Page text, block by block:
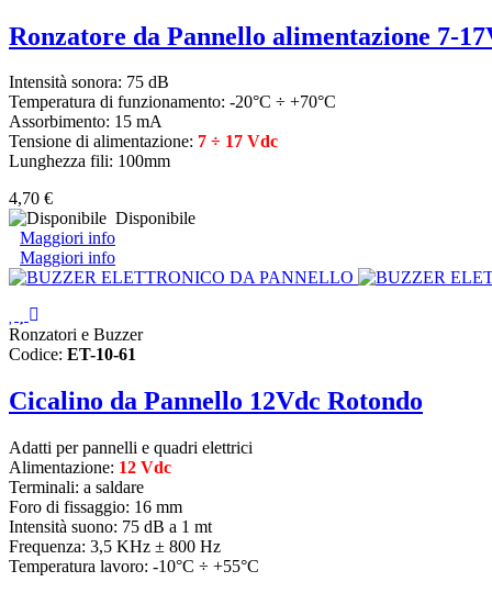
Ronzatore da Pannello alimentazione 7-
Intensità sonora: 75 dB
Temperatura di funzionamento: -20°C ÷ +70°C
Assorbimento: 15 mA
Tensione di alimentazione: 7 ÷ 17 Vdc
Lunghezza fili: 100mm
4,70 €
Disponibile
Maggiori info
Maggiori info
Ronzatori e Buzzer
Codice: ET-10-61
Cicalino da Pannello 12Vdc Rotondo
Adatti per pannelli e quadri elettrici
Alimentazione: 12 Vdc
Terminali: a saldare
Foro di fissaggio: 16 mm
Intensità suono: 75 dB a 1 mt
Frequenza: 3,5 KHz ± 800 Hz
Temperatura lavoro: -10°C ÷ +55°C